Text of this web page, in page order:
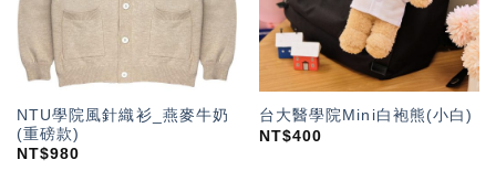
NTU學院風針織衫_燕麥牛奶
(重磅款)
NT$980
台大醫學院Mini白袍熊(小白)
NT$400